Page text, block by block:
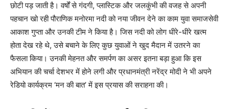
छोटी पड़ जाती है। वर्षों से गंदगी, प्लास्टिक और जलकुंभी की वजह से अपनी
पहचान खो रही पौराणिक मनोरमा नदी को नया जीवन देने का काम युवा समाजसेवी
आकाश गुप्ता और उनकी टीम ने किया है। जिस नदी को लोग धीरे-धीरे खत्म
होता देख रहे थे, उसे बचाने के लिए कुछ युवाओं ने खुद मैदान में उतरने का
फैसला किया। उनकी मेहनत और समर्पण का असर इतना बड़ा हुआ कि इस
अभियान की चर्चा देशभर में होने लगी और प्रधानमंत्री नरेंद्र मोदी ने भी अपने
रेडियो कार्यक्रम ‘मन की बात’ में इस प्रयास की सराहना की।